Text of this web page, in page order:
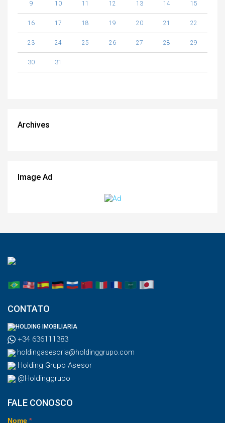
9 10 11 12 13 14 15
16 17 18 19 20 21 22
23 24 25 26 27 28 29
30 31
Archives
Image Ad
CONTATO
HOLDING IMOBILIARIA
+34 636111383
holdingasesoria@holdinggrupo.com
Holding Grupo Asesor
@Holdinggrupo
FALE CONOSCO
Nome *